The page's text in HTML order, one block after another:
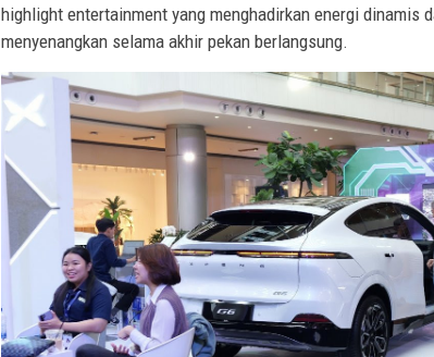
highlight entertainment yang menghadirkan energi dinamis
menyenangkan selama akhir pekan berlangsung.